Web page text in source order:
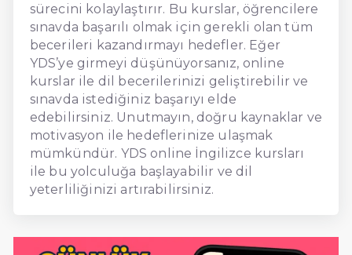
sürecini kolaylaştırır. Bu kurslar, öğrencilere
sınavda başarılı olmak için gerekli olan tüm
becerileri kazandırmayı hedefler. Eğer
YDS’ye girmeyi düşünüyorsanız, online
kurslar ile dil becerilerinizi geliştirebilir ve
sınavda istediğiniz başarıyı elde
edebilirsiniz. Unutmayın, doğru kaynaklar ve
motivasyon ile hedeflerinize ulaşmak
mümkündür. YDS online İngilizce kursları
ile bu yolculuğa başlayabilir ve dil
yeterliliğinizi artırabilirsiniz.